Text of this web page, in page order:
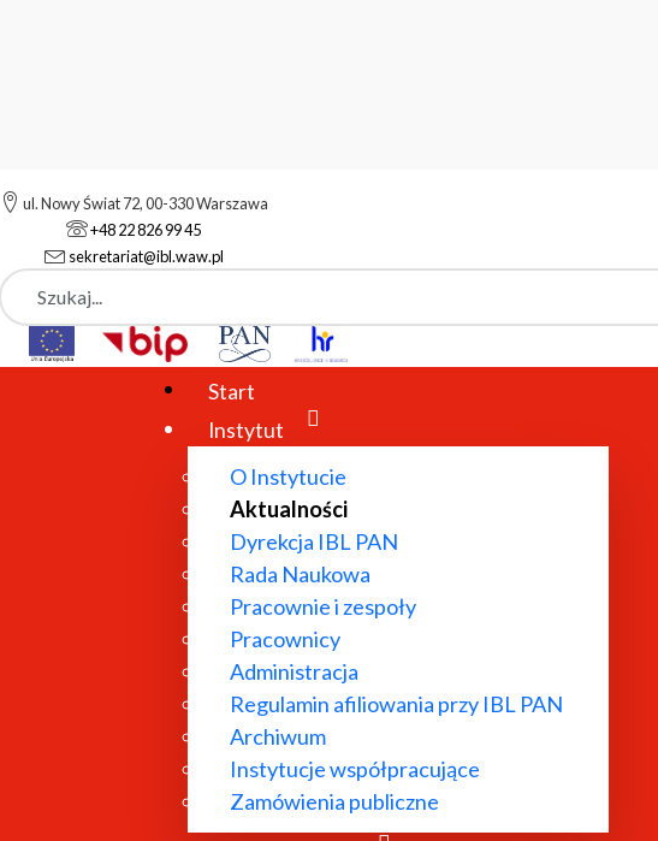
ul. Nowy Świat 72, 00-330 Warszawa
+48 22 826 99 45
sekretariat@ibl.waw.pl
Szukaj
Start
Instytut
O Instytucie
Aktualności
Dyrekcja IBL PAN
Rada Naukowa
Pracownie i zespoły
Pracownicy
Administracja
Regulamin afiliowania przy IBL PAN
Archiwum
Instytucje współpracujące
Zamówienia publiczne
Instytut